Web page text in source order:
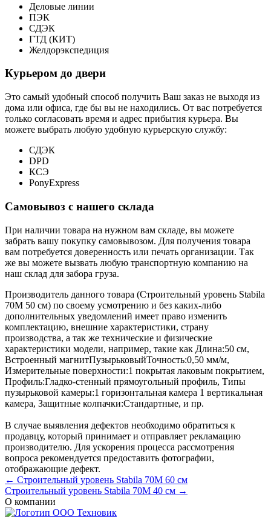
Деловые линии
ПЭК
СДЭК
ГТД (КИТ)
Желдорэкспедиция
Курьером до двери
Это самый удобный способ получить Ваш заказ не выходя из
дома или офиса, где бы вы не находились. От вас потребуется
только согласовать время и адрес прибытия курьера. Вы
можете выбрать любую удобную курьерскую службу:
СДЭК
DPD
КСЭ
PonyExpress
Самовывоз с нашего склада
При наличии товара на нужном вам складе, вы можете
забрать вашу покупку самовывозом. Для получения товара
вам потребуется доверенность или печать организации. Так
же вы можете вызвать любую транспортную компанию на
наш склад для забора груза.
Производитель данного товара (Строительный уровень Stabila
70M 50 см) по своему усмотрению и без каких-либо
дополнительных уведомлений имеет право изменить
комплектацию, внешние характеристики, страну
производства, а так же технические и физические
характеристики модели, например, такие как Длина:50 см,
Встроенный магнитПузырьковыйТочность:0,50 мм/м,
Измерительные поверхности:1 покрытая лаковым покрытием,
Профиль:Гладко-стенный прямоугольный профиль, Типы
пузырьковой камеры:1 горизонтальная камера 1 вертикальная
камера, Защитные колпачки:Стандартные, и пр.
В случае выявления дефектов необходимо обратиться к
продавцу, который принимает и отправляет рекламацию
производителю. Для ускорения процесса рассмотрения
вопроса рекомендуется предоставить фотографии,
отображающие дефект.
← Строительный уровень Stabila 70M 60 см
Строительный уровень Stabila 70M 40 см →
О компании